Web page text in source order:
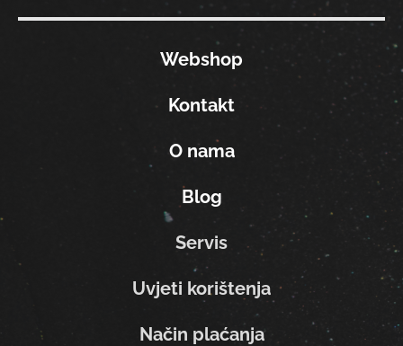
Webshop
Kontakt
O nama
Blog
Servis
Uvjeti korištenja
Način plaćanja